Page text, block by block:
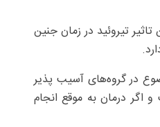
تیروئید در زمان جنین
در گروه‌های آسیب پذیر
اگر درمان به موقع انجام